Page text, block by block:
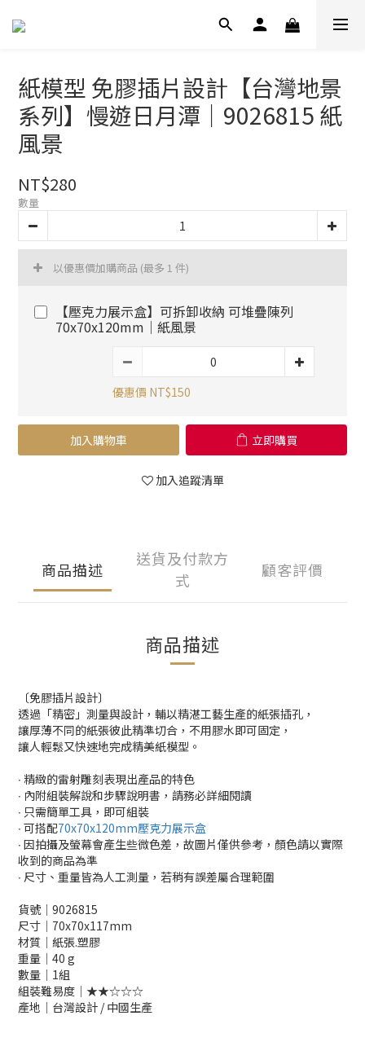
紙模型 免膠插片設計【台灣地景
系列】慢遊日月潭｜9026815 紙
風景
NT$280
數量
以優惠價加購商品 (最多 1 件)
【壓克力展示盒】可拆卸收納 可堆疊陳列
70x70x120mm｜紙風景
優惠價 NT$150
加入購物車 立即購買
加入追蹤清單
商品描述
送貨及付款方
式
顧客評價
商品描述
〔免膠插片設計〕
透過「精密」測量與設計，輔以精湛工藝生產的紙張插孔，
讓厚薄不同的紙張彼此精準切合，不用膠水即可固定，
讓人輕鬆又快速地完成精美紙模型。
∙ 精緻的雷射雕刻表現出產品的特色
∙ 內附組裝解說和步驟說明書，請務必詳細閱讀
∙ 只需簡單工具，即可組裝
∙ 可搭配70x70x120mm壓克力展示盒
∙ 因拍攝及螢幕會產生些微色差，故圖片僅供參考，顏色請以實際
收到的商品為準
∙ 尺寸、重量皆為人工測量，若稍有誤差屬合理範圍
貨號│9026815
尺寸│70x70x117mm
材質│紙張.塑膠
重量│40 g
數量│1組
組裝難易度│★★☆☆☆
產地│台灣設計 / 中國生產